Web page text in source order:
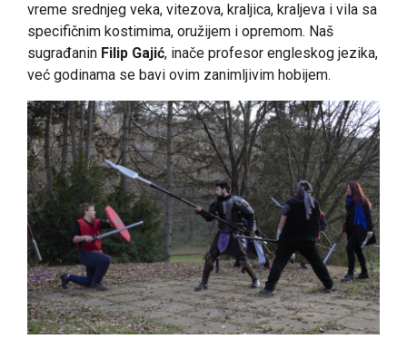
vreme srednjeg veka, vitezova, kraljica, kraljeva i vila sa
specifičnim kostimima, oružijem i opremom. Naš
sugrađanin Filip Gajić, inače profesor engleskog jezika,
već godinama se bavi ovim zanimljivim hobijem.